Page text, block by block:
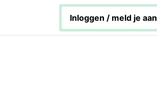
inloggen / meld je aan